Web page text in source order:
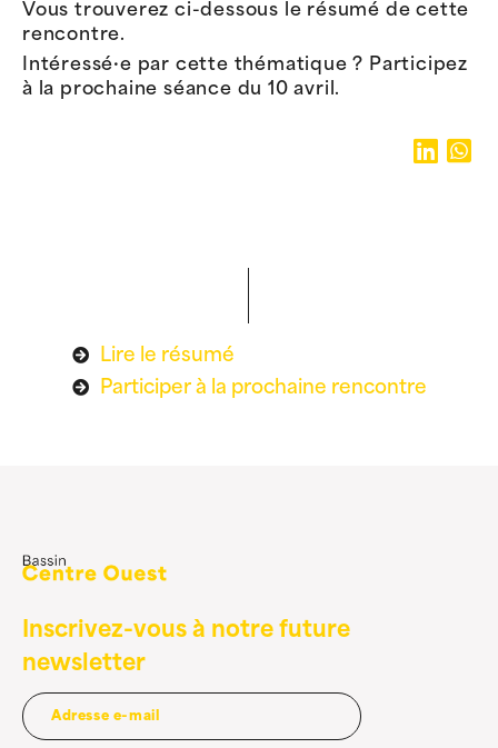
Vous trouverez ci-dessous le résumé de cette
rencontre.
Intéressé·e par cette thématique ? Participez
à la prochaine séance du 10 avril.
Lire le résumé
Participer à la prochaine rencontre
Inscrivez-vous à notre future
newsletter